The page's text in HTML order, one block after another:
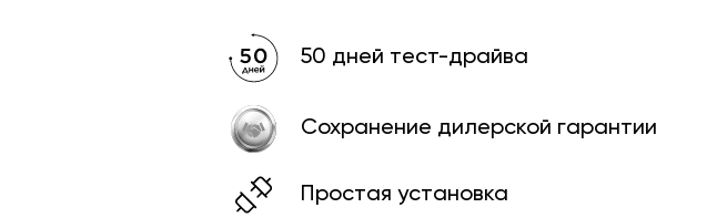
50 дней тест-драйва
Сохранение дилерской гарантии
Простая установка